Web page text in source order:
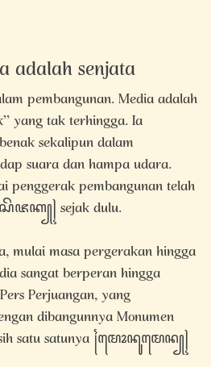
senjata
pembangunan. Media adalah
yang tak terhingga. Ia
sekalipun dalam
suara dan hampa udara.
penggerak pembangunan telah
sejak dulu.
masa pergerakan hingga
sangat berperan hingga
Perjuangan, yang
dibangunnya Monumen
satu satunya ꧌ꦩꦺꦴꦤꦸꦩꦺꦤ꧀꧍